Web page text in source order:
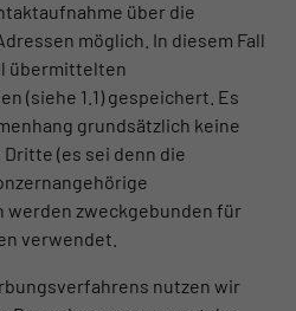
über die
möglich. In diesem Fall
übermittelten
(siehe 1.1) gespeichert. Es
grundsätzlich keine
(es sei denn die
werden zweckgebunden für
verwendet.
nutzen wir